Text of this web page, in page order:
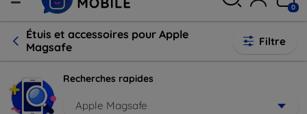
0
Étuis et accessoires pour Apple
Magsafe
Filtre
Recherches rapides
Apple Magsafe